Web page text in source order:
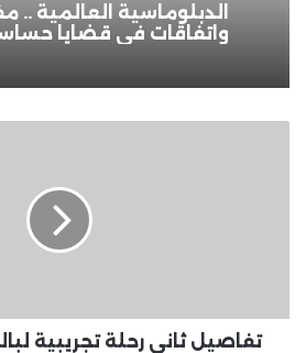
الدبلوماسية العالمية ..
واتفاقات في قضايا
لسياحة
الفضاء..تفاصيل ثانى رحلة تجريبية